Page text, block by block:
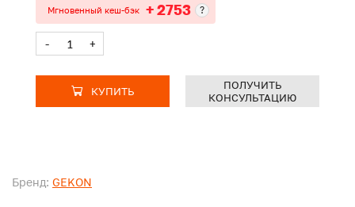
Бренд: GEKON
Мгновенный кеш-бэк + 2753 ?
- +
КУПИТЬ
ПОЛУЧИТЬ
КОНСУЛЬТАЦИЮ